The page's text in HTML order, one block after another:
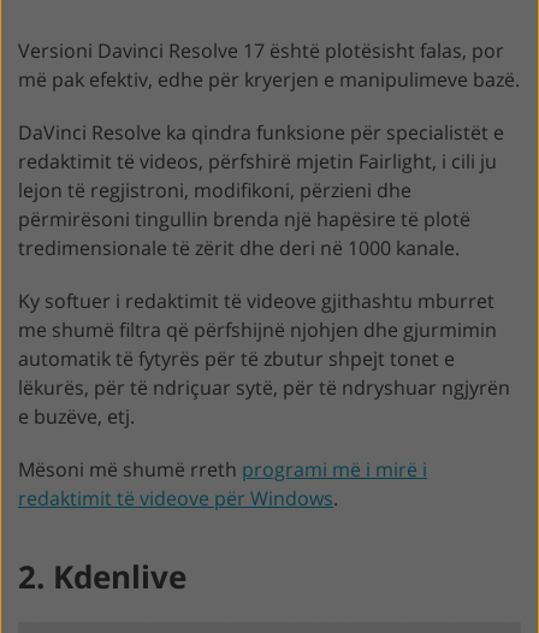
Versioni Davinci Resolve 17 është plotësisht falas, por
më pak efektiv, edhe për kryerjen e manipulimeve bazë.
DaVinci Resolve ka qindra funksione për specialistët e
redaktimit të videos, përfshirë mjetin Fairlight, i cili ju
lejon të regjistroni, modifikoni, përzieni dhe
përmirësoni tingullin brenda një hapësire të plotë
tredimensionale të zërit dhe deri në 1000 kanale.
Ky softuer i redaktimit të videove gjithashtu mburret
me shumë filtra që përfshijnë njohjen dhe gjurmimin
automatik të fytyrës për të zbutur shpejt tonet e
lëkurës, për të ndriçuar sytë, për të ndryshuar ngjyrën
e buzëve, etj.
Mësoni më shumë rreth programi më i mirë i
redaktimit të videove për Windows.
2. Kdenlive